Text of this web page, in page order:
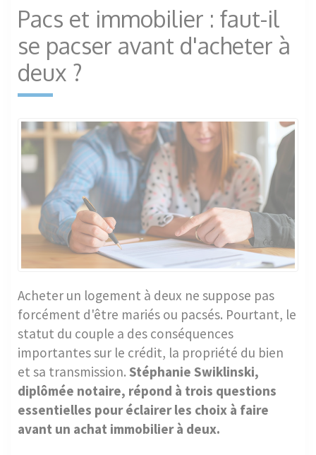
Pacs et immobilier : faut-il
se pacser avant d'acheter à
deux ?
Acheter un logement à deux ne suppose pas
forcément d'être mariés ou pacsés. Pourtant, le
statut du couple a des conséquences
importantes sur le crédit, la propriété du bien
et sa transmission. Stéphanie Swiklinski,
diplômée notaire, répond à trois questions
essentielles pour éclairer les choix à faire
avant un achat immobilier à deux.